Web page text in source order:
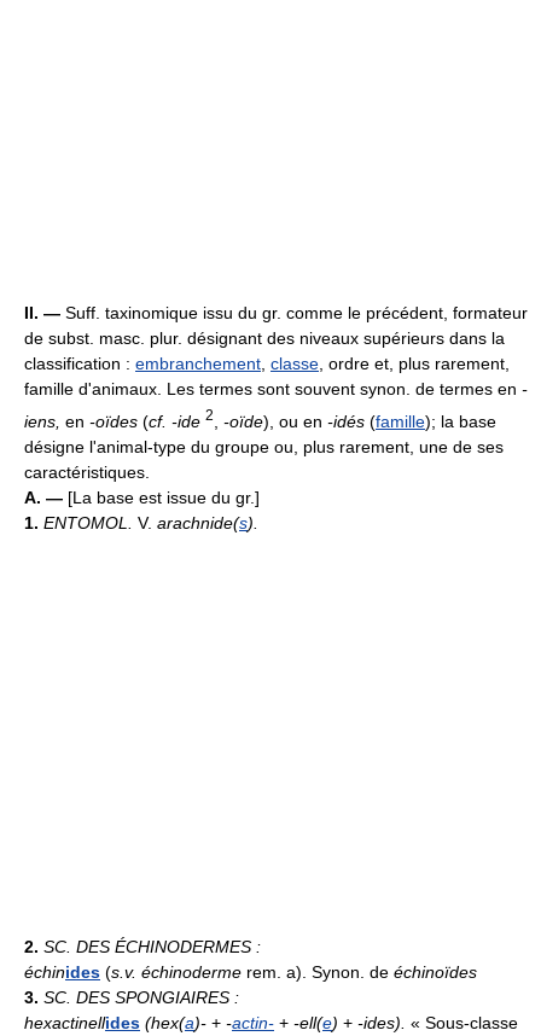
II. — Suff. taxinomique issu du gr. comme le précédent, formateur
de subst. masc. plur. désignant des niveaux supérieurs dans la
classification : embranchement, classe, ordre et, plus rarement,
famille d'animaux. Les termes sont souvent synon. de termes en -
iens, en -oïdes (cf. -ide 2 -oïde), ou en -idés (famille); la base
désigne l'animal-type du groupe ou, plus rarement, une de ses
caractéristiques.
A. — [La base est issue du gr.]
1. ENTOMOL. V. arachnide(s).
2. SC. DES ÉCHINODERMES :
échinides (s.v. échinoderme rem. a). Synon. de échinoïdes
3. SC. DES SPONGIAIRES :
hexactinellides (hex(a)- + -actin- + -ell(e) + -ides). « Sous-classe